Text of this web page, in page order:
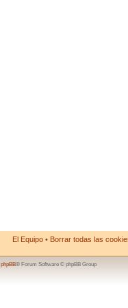
El Equipo • Borrar todas las
phpBB® Forum Software © phpBB Group